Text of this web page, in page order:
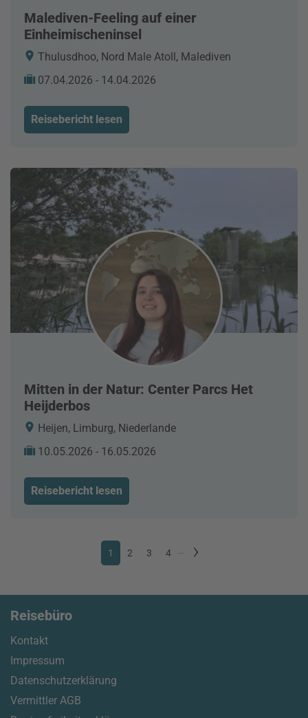
Malediven-Feeling auf einer
Einheimischeninsel
Thulusdhoo, Nord Male Atoll, Malediven
07.04.2026 - 14.04.2026
Reisebericht lesen
Mitten in der Natur: Center Parcs Het
Heijderbos
Heijen, Limburg, Niederlande
10.05.2026 - 16.05.2026
Reisebericht lesen
1 2 3 4
Reisebüro
Kontakt
Impressum
Datenschutzerklärung
Vermittler AGB